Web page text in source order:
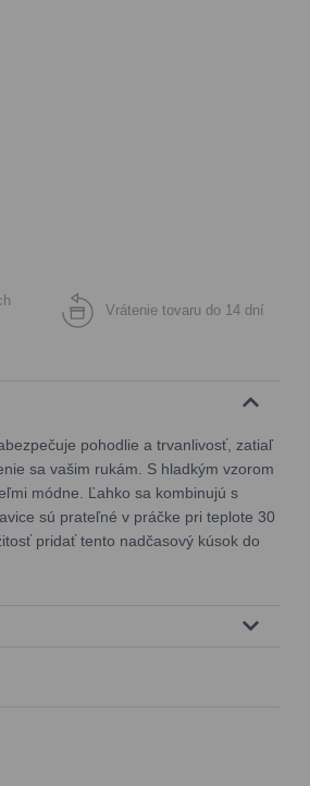
Vrátenie tovaru do 14 dní
pohodlie a trvanlivosť, zatiaľ
sa vašim rukám. S hladkým vzorom
módne. Ľahko sa kombinujú s
sú prateľné v práčke pri teplote 30
pridať tento nadčasový kúsok do